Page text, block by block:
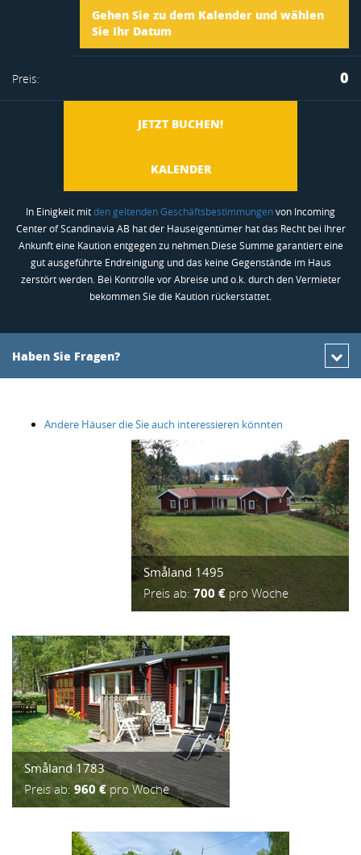
Gehen Sie zu dem Kalender und wählen
Sie Ihr Datum
Ankunft
Abreise
Preis: 0
JETZT BUCHEN!
KALENDER
In Einigkeit mitden geltenden Geschäftsbestimmungenvon Incoming
Center of Scandinavia AB hat der Hauseigentümer hat das Recht bei Ihrer
Ankunft eine Kaution entgegen zu nehmen.Diese Summe garantiert eine
gut ausgeführte Endreinigung und das keine Gegenstände im Haus
zerstört werden. Bei Kontrolle vor Abreise und o.k. durch den Vermieter
bekommen Sie die Kaution rückerstattet.
Haben Sie Fragen?
Andere Häuser die Sie auch interessieren könnten
Småland 1495
Preis ab: 700 € pro Woche
Småland 1783
Preis ab:960 € pro Woche